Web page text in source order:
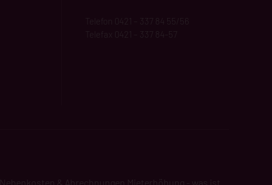
Telefon 0421 – 337 84 55/56
Telefax 0421 – 337 84-57
Nebenkosten & Abrechnungen Mieterhöhung - was ist